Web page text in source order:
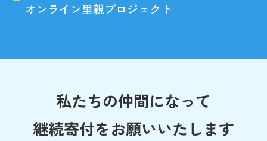
オンライン里親プロジェクト
私たちの仲間になって
継続寄付をお願いいたします